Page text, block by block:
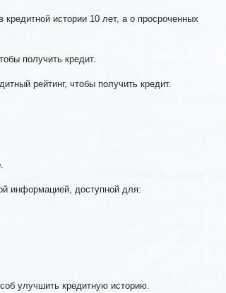
истории 10 лет, а о просроченных
получить кредит.
рейтинг, чтобы получить кредит.
информацией, доступной для:
улучшить кредитную историю.